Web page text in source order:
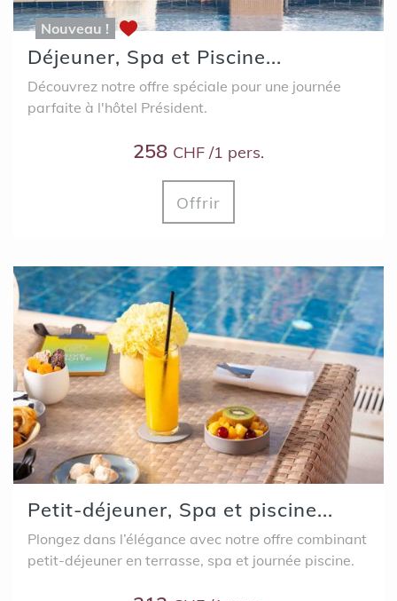
Nouveau !
Déjeuner, Spa et Piscine...
Découvrez notre offre spéciale pour une journée
parfaite à l'hôtel Président.
258 CHF /1 pers.
Offrir
Petit-déjeuner, Spa et piscine...
Plongez dans l’élégance avec notre offre combinant
petit-déjeuner en terrasse, spa et journée piscine.